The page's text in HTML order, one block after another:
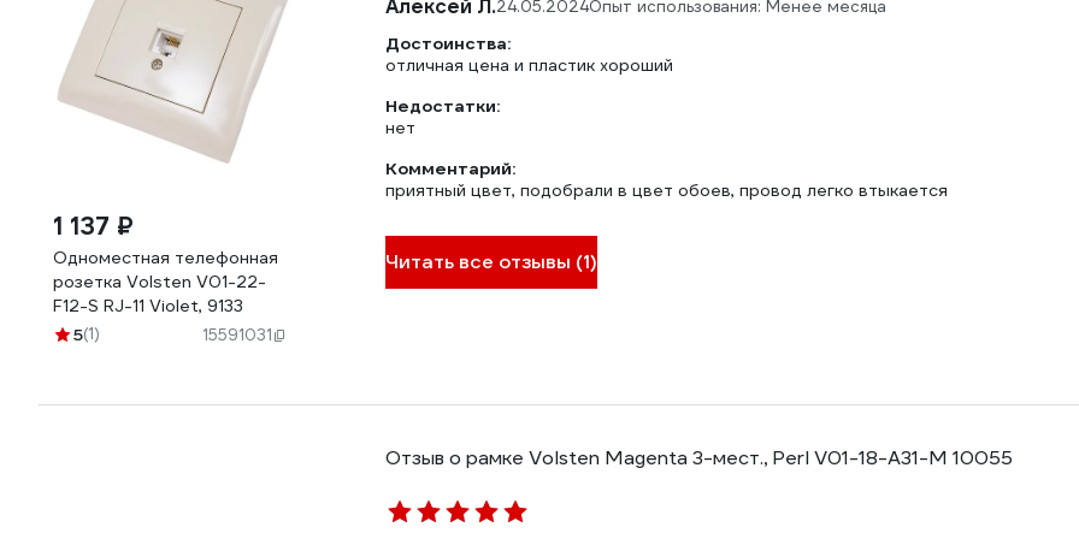
1 137 ₽
Одноместная телефонная
розетка Volsten V01-22-
F12-S RJ-11 Violet, 9133
5(1) 15591031
Алексей Л.24.05.2024Опыт использования: Менее месяца
Достоинства:
отличная цена и пластик хороший
Недостатки:
нет
Комментарий:
приятный цвет, подобрали в цвет обоев, провод легко втыкается
Читать все отзывы (1)
Отзыв о рамке Volsten Magenta 3-мест., Perl V01-18-A31-M 10055